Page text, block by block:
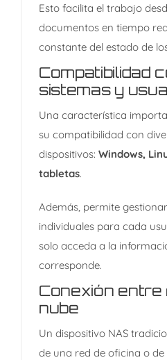
Esto facilita el trabajo
documentos en tiempo
constante del estado de
Compatibilidad
sistemas y
Una característica
su compatibilidad con
dispositivos: Windows,
tabletas.
Además, permite
individuales para cada
solo acceda a la
corresponde.
Conexión entre
nube
Un dispositivo NAS
de una red de oficina o